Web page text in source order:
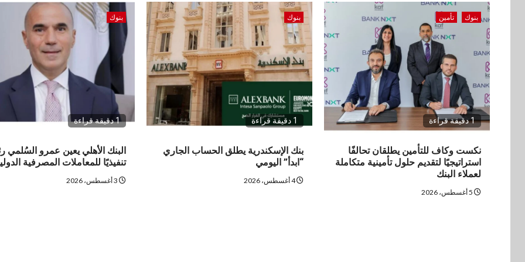
بنوك تأمين
1 دقيقة قراءة
نكست وكاف للتأمين يطلقان تحالفًا
استراتيجيًا لتقديم حلول تأمينية متكاملة
لعملاء البنك
بنوك
1 دقيقة قراءة
بنك الإسكندرية يطلق الحساب الجاري
“ابدأ” اليومي
4 أغسطس، 2026
بنوك
1 دقيقة قراءة
البنك الأهلي يعين عمرو السُلمي
تنفيذيًا للمعاملات المصرفية